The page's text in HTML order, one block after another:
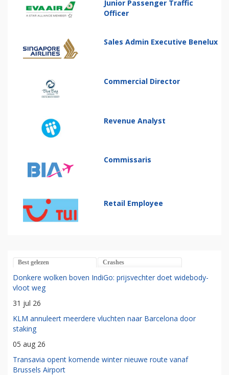
Junior Passenger Traffic
Officer
Sales Admin Executive Benelux
Commercial Director
Revenue Analyst
Commissaris
Retail Employee
Best gelezen Crashes
Donkere wolken boven IndiGo: prijsvechter doet widebody-
vloot weg
31 jul 26
KLM annuleert meerdere vluchten naar Barcelona door
staking
05 aug 26
Transavia opent komende winter nieuwe route vanaf
Brussels Airport